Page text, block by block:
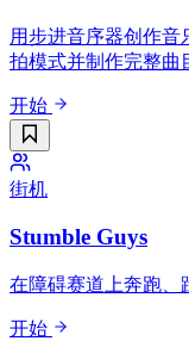
用步进音序器创作
拍模式并制作完整曲
开始
街机
Stumble Guys
在障碍赛道上奔跑、
开始